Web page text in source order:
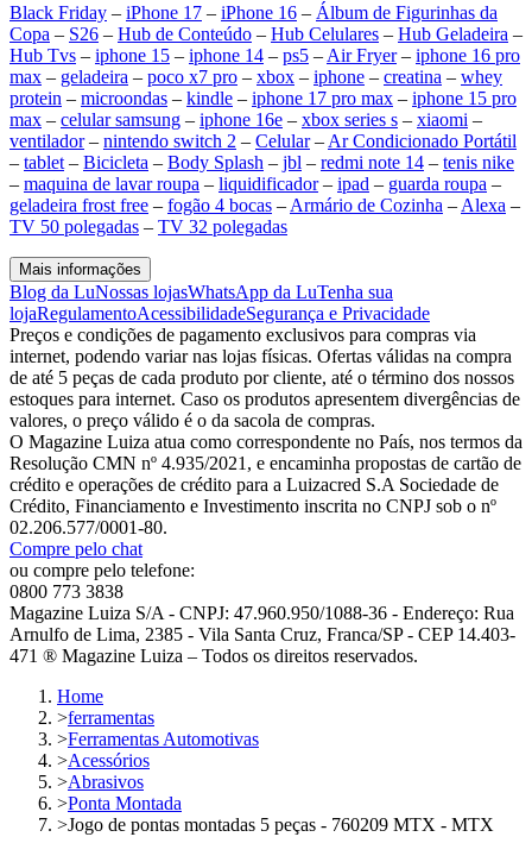
Black Friday – iPhone 17 – iPhone 16 – Álbum de Figurinhas da
Copa – S26 – Hub de Conteúdo – Hub Celulares – Hub Geladeira –
Hub Tvs – iphone 15 – iphone 14 – ps5 – Air Fryer– iphone 16 pro
max – geladeira – poco x7 pro – xbox – iphone – creatina – whey
protein – microondas – kindle – iphone 17 pro max – iphone 15 pro
max – celular samsung – iphone 16e – xbox series s – xiaomi –
ventilador– nintendo switch 2 – Celular– Ar Condicionado Portátil
– tablet – Bicicleta – Body Splash – jbl – redmi note 14 – tenis nike
– maquina de lavar roupa – liquidificador– ipad – guarda roupa –
geladeira frost free – fogão 4 bocas – Armário de Cozinha – Alexa –
TV 50 polegadas – TV 32 polegadas
Mais informações
Blog da LuNossas lojasWhatsApp da LuTenha sua
lojaRegulamentoAcessibilidadeSegurança e Privacidade
Preços e condições de pagamento exclusivos para compras via
internet, podendo variar nas lojas físicas. Ofertas válidas na compra
de até 5 peças de cada produto por cliente, até o término dos nossos
estoques para internet. Caso os produtos apresentem divergências de
valores, o preço válido é o da sacola de compras.
O Magazine Luiza atua como correspondente no País, nos termos da
Resolução CMN nº 4.935/2021, e encaminha propostas de cartão de
crédito e operações de crédito para a Luizacred S.A Sociedade de
Crédito, Financiamento e Investimento inscrita no CNPJ sob o nº
02.206.577/0001-80.
Compre pelo chat
ou compre pelo telefone:
0800 773 3838
Magazine Luiza S/A - CNPJ: 47.960.950/1088-36 - Endereço: Rua
Arnulfo de Lima, 2385 - Vila Santa Cruz, Franca/SP - CEP 14.403-
471 ® Magazine Luiza – Todos os direitos reservados.
Home
>ferramentas
>Ferramentas Automotivas
>Acessórios
>Abrasivos
>Ponta Montada
>Jogo de pontas montadas 5 peças - 760209 MTX - MTX